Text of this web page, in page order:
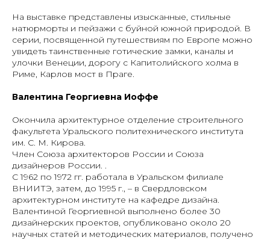
На выставке представлены изысканные, стильные
натюрморты и пейзажи с буйной южной природой. В
серии, посвященной путешествиям по Европе можно
увидеть таинственные готические замки, каналы и
улочки Венеции, дорогу с Капитолийского холма в
Риме, Карлов мост в Праге.
Валентина Георгиевна Иоффе
Окончила архитектурное отделение строительного
факультета Уральского политехнического института
им. С. М. Кирова.
Член Союза архитекторов России и Союза
дизайнеров России. .
С 1962 по 1972 гг. работала в Уральском филиале
ВНИИТЭ, затем, до 1995 г., – в Свердловском
архитектурном институте на кафедре дизайна.
Валентиной Георгиевной выполнено более 30
дизайнерских проектов, опубликовано около 20
научных статей и методических материалов, получено